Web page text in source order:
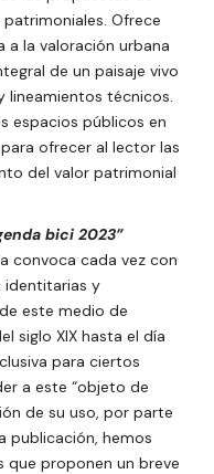
Ofrece
la valoración urbana
de un paisaje vivo
técnicos.
espacios públicos en
ofrecer al lector las
del valor patrimonial
bici 2023”
convoca cada vez con
identitarias y
este medio de
siglo XIX hasta el día
para ciertos
a este “objeto de
de su uso, por parte
publicación, hemos
proponen un breve